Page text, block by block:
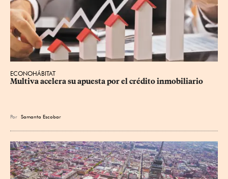
ECONOHÁBITAT
Multiva acelera su apuesta por el crédito inmobiliario
Por Samanta Escobar